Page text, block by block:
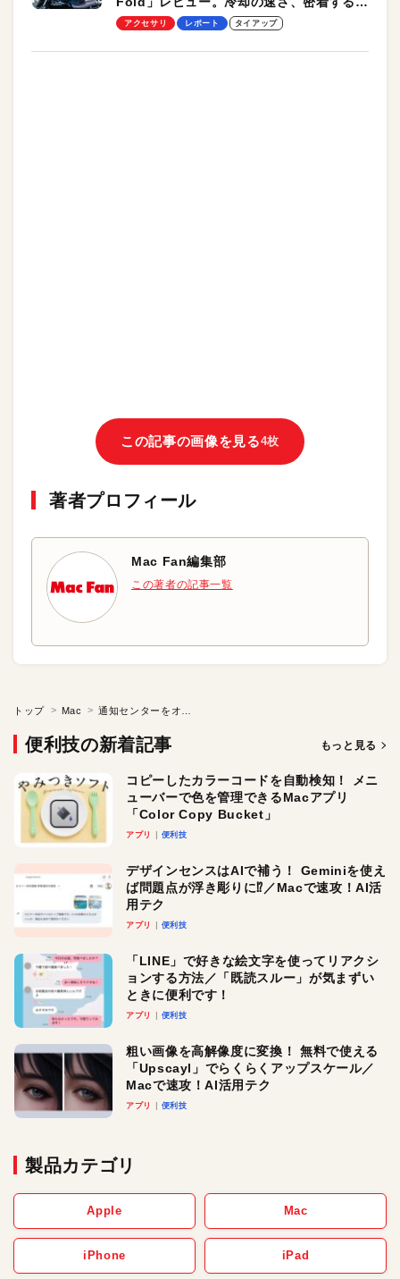
却プレート、シンプルな操作性がグッド！
アクセサリ レポート タイアップ
この記事の画像を見る4枚
著者プロフィール
Mac Fan編集部
この著者の記事一覧
トップ Mac
便利技の新着記事 もっと見る
コピーしたカラーコードを自動検知！ メニ
ューバーで色を管理できるMacアプリ
「Color Copy Bucket」
アプリ 便利技
デザインセンスはAIで補う！ Geminiを使え
ば問題点が浮き彫りに⁉︎／Macで速攻！AI活
用テク
アプリ 便利技
「LINE」で好きな絵文字を使ってリアクシ
ョンする方法／「既読スルー」が気まずい
ときに便利です！
アプリ 便利技
粗い画像を高解像度に変換！ 無料で使える
「Upscayl」でらくらくアップスケール／
Macで速攻！AI活用テク
アプリ 便利技
製品カテゴリ
Apple Mac
iPhone iPad